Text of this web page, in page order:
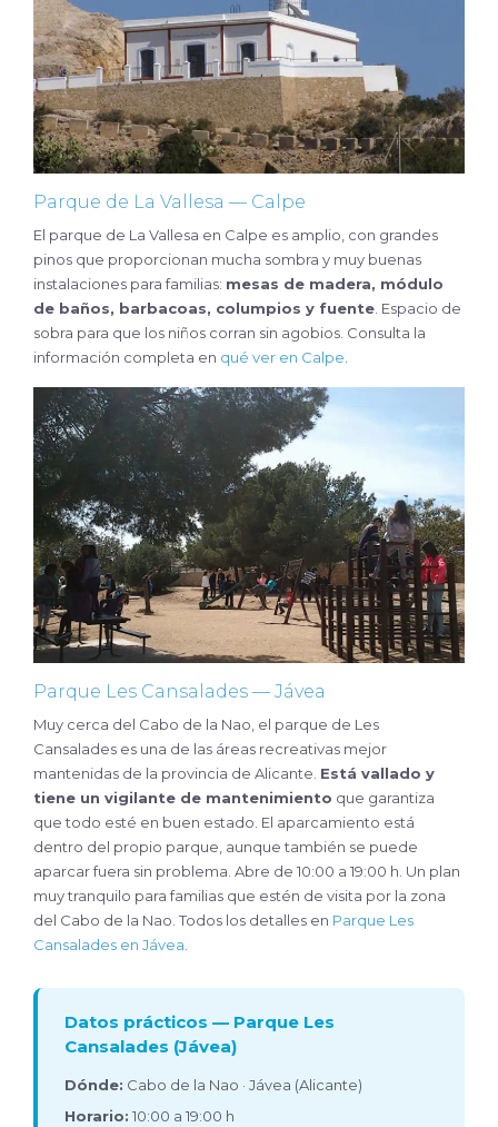
Parque de La Vallesa — Calpe
El parque de La Vallesa en Calpe es amplio, con grandes
pinos que proporcionan mucha sombra y muy buenas
instalaciones para familias: mesas de madera, módulo
de baños, barbacoas, columpios y fuente . Espacio de
sobra para que los niños corran sin agobios. Consulta la
información completa en qué ver en Calpe
Parque Les Cansalades — Jávea
Muy cerca del Cabo de la Nao, el parque de Les
Cansalades es una de las áreas recreativas mejor
mantenidas de la provincia de Alicante. Está vallado y
tiene un vigilante de mantenimiento que garantiza
que todo esté en buen estado. El aparcamiento está
dentro del propio parque, aunque también se puede
aparcar fuera sin problema. Abre de 10:00 a 19:00 h. Un plan
muy tranquilo para familias que estén de visita por la zona
del Cabo de la Nao. Todos los detalles en Parque Les
Cansalades en Jávea
Datos prácticos — Parque Les
Cansalades (Jávea)
Dónde: Cabo de la Nao · Jávea (Alicante)
Horario: 10:00 a 19:00 h